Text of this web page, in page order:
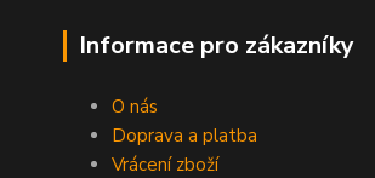
Informace pro zákazníky
O nás
Doprava a platba
Vrácení zboží